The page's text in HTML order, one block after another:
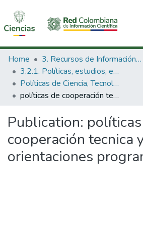
Communities & Collections
All of DSpace
Statistics
Home
3. Recursos de Información Científica y Tecnológica
3.2.1. Políticas, estudios, evaluaciones e indicadores de CTeI
Políticas de Ciencia, Tecnología e Innovación
políticas de cooperación tecnica y orientaciones programaticas.
Publication:
cooperación tecnica
orientaciones